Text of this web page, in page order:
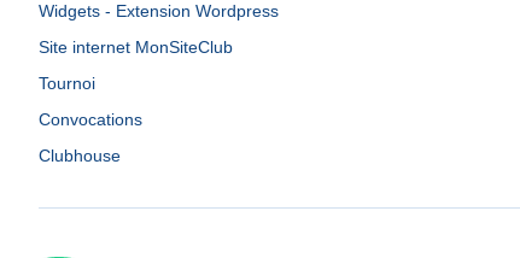
Widgets - Extension Wordpress
Site internet MonSiteClub
Tournoi
Convocations
Clubhouse